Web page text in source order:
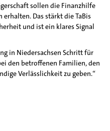
sollen die Finanzhilfe
erhalten. Das stärkt die TaBis
und ist ein klares Signal
in Niedersachsen Schritt für
den betroffenen Familien, den
Verlässlichkeit zu geben.“